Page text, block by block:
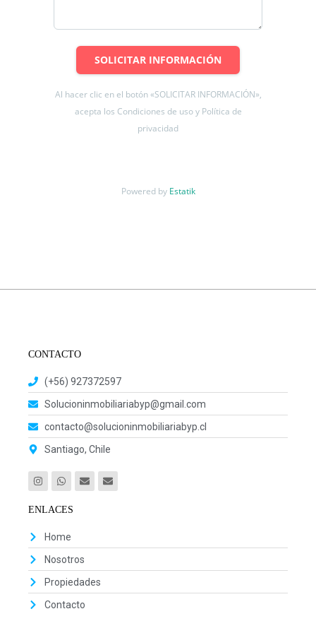
Antecedentes solicitados para postular al arriendo:
-Fotocopia de cedula de identidad.
-Informe comercial Dicom equifax platinum 360 o destácame
plus. (se obtiene vía internet).
SOLICITAR INFORMACIÓN
Al hacer clic en el botón «SOLICITAR INFORMACIÓN»,
acepta los Condiciones de uso y Política de
privacidad
Powered by Estatik
CONTACTO
(+56) 927372597
Solucioninmobiliariabyp@gmail.com
contacto@solucioninmobiliariabyp.cl
Santiago, Chile
ENLACES
Home
Nosotros
Propiedades
Contacto